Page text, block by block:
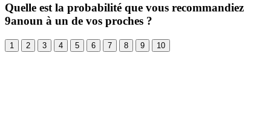
Quelle est la probabilité que vous recommandiez
9anoun à un de vos proches ?
1 2 3 4 5 6 7 8 9 10